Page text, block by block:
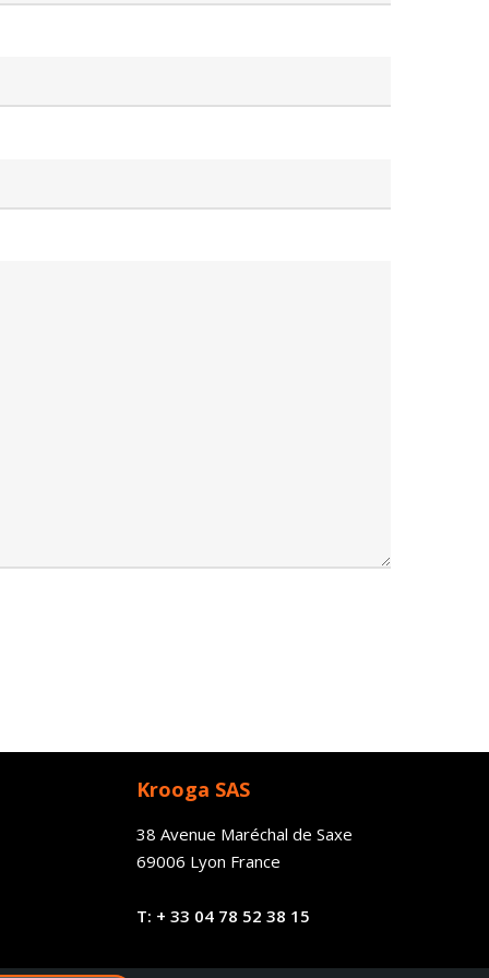
Krooga SAS
38 Avenue Maréchal de Saxe
69006 Lyon France
T: + 33 04 78 52 38 15